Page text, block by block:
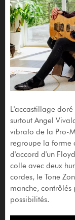
L'accastillage
surtout Angel
vibrato de la Pro-
regroupe la forme
d'accord d'un
colle avec deux
cordes, le Tone
manche, contrôlés
possibilités.